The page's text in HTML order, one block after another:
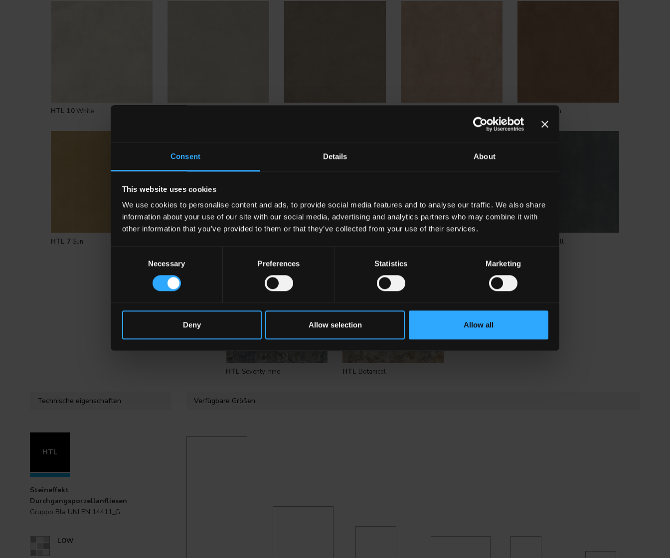
Consent Details About
This website uses cookies
We use cookies to personalise content and ads, to provide social media features and to analyse our traffic. We also share
information about your use of our site with our social media, advertising and analytics partners who may combine it with
other information that you’ve provided to them or that they’ve collected from your use of their services.
Necessary Preferences Statistics Marketing
Deny Allow selection Allow all
HTL 10 White Canyon
HTL 7 Sun Nightfall
HTL Seventy-nine HTL Botanical
Technische eigenschaften
HTL
Steineffekt
Durchgangsporzellanfliesen
Gruppo Bla UNI EN 14411_G
LOW
Verfügbare Größen